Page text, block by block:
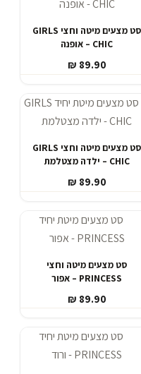
סט מצעים מיטה וחצי GIRLS
CHIC – אופנה
₪ 89.90
סט מצעים מיטה וחצי GIRLS
CHIC – ילדה מצטלמת
₪ 89.90
סט מצעים מיטה וחצי
PRINCESS – אפור
₪ 89.90